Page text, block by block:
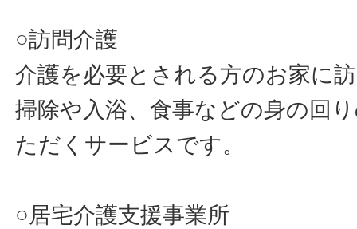
○訪問介護
介護を必要とされる方のお家に
掃除や入浴、食事などの身の回
ただくサービスです。
○居宅介護支援事業所